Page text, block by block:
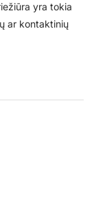
yra tokia
ar kontaktinių